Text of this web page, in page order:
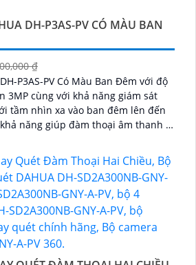
DH-P3AS-PV CÓ MÀU BAN
₫
P3AS-PV Có Màu Ban Đêm với độ
3MP cùng với khả năng giám sát
tầm nhìn xa vào ban đêm lên đến
năng giúp đàm thoại âm thanh 2